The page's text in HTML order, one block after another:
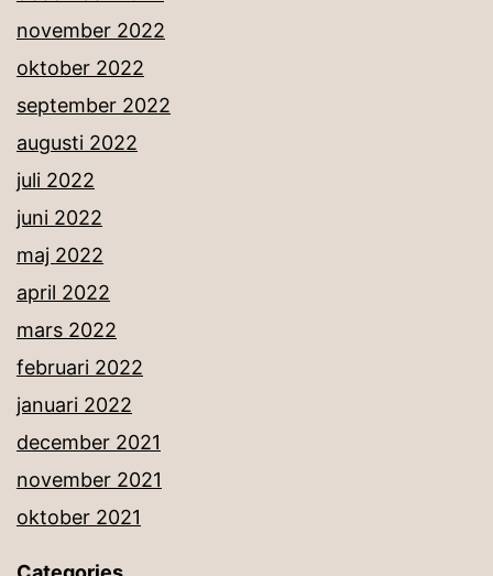
november 2022
oktober 2022
september 2022
augusti 2022
juli 2022
juni 2022
maj 2022
april 2022
mars 2022
februari 2022
januari 2022
december 2021
november 2021
oktober 2021